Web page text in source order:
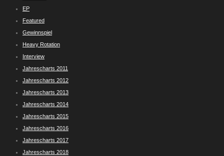
EP
Featured
Gewinnspiel
Heavy Rotation
Interview
Jahrescharts 2011
Jahrescharts 2012
Jahrescharts 2013
Jahrescharts 2014
Jahrescharts 2015
Jahrescharts 2016
Jahrescharts 2017
Jahrescharts 2018